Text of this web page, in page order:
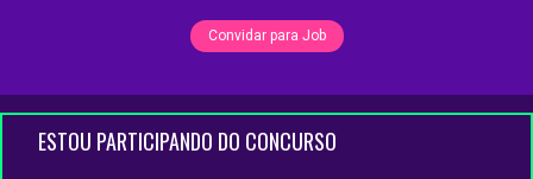
Convidar para Job
ESTOU PARTICIPANDO DO CONCURSO